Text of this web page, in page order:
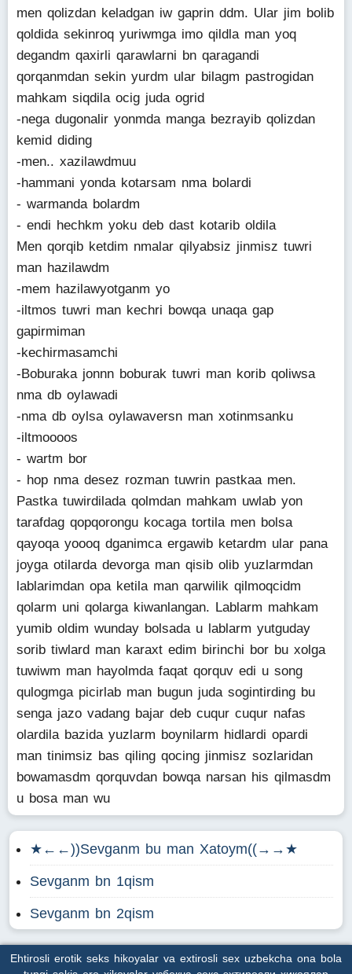
men qolizdan keladgan iw gaprin ddm. Ular jim bolib
qoldida sekinroq yuriwmga imo qildla man yoq
degandm qaxirli qarawlarni bn qaragandi
qorqanmdan sekin yurdm ular bilagm pastrogidan
mahkam siqdila ocig juda ogrid
-nega dugonalir yonmda manga bezrayib qolizdan
kemid diding
-men.. xazilawdmuu
-hammani yonda kotarsam nma bolardi
- warmanda bolardm
- endi hechkm yoku deb dast kotarib oldila
Men qorqib ketdim nmalar qilyabsiz jinmisz tuwri
man hazilawdm
-mem hazilawyotganm yo
-iltmos tuwri man kechri bowqa unaqa gap
gapirmiman
-kechirmasamchi
-Boburaka jonnn boburak tuwri man korib qoliwsa
nma db oylawadi
-nma db oylsa oylawaversn man xotinmsanku
-iltmoooos
- wartm bor
- hop nma desez rozman tuwrin pastkaa men.
Pastka tuwirdilada qolmdan mahkam uwlab yon
tarafdag qopqorongu kocaga tortila men bolsa
qayoqa yoooq dganimca ergawib ketardm ular pana
joyga otilarda devorga man qisib olib yuzlarmdan
lablarimdan opa ketila man qarwilik qilmoqcidm
qolarm uni qolarga kiwanlangan. Lablarm mahkam
yumib oldim wunday bolsada u lablarm yutguday
sorib tiwlard man karaxt edim birinchi bor bu xolga
tuwiwm man hayolmda faqat qorquv edi u song
qulogmga picirlab man bugun juda sogintirding bu
senga jazo vadang bajar deb cuqur cuqur nafas
olardila bazida yuzlarm boynilarm hidlardi opardi
man tinimsiz bas qiling qocing jinmisz sozlaridan
bowamasdm qorquvdan bowqa narsan his qilmasdm
u bosa man wu
★←←))Sevganm bu man Xatoym((→→★
Sevganm bn 1qism
Sevganm bn 2qism
Ehtirosli erotik seks hikoyalar va extirosli sex uzbekcha ona bola